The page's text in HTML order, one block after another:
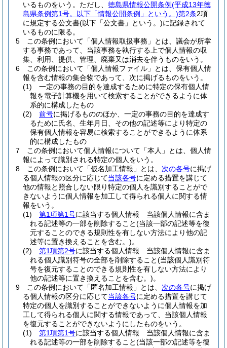
いるものをいう。 ただし、 徳島県情報公開条例(平成13年徳
島県条例第1号。以下「情報公開条例」という。)第2条2項
に規定する公文書(以下「公文書」という。)に記録されて
いるものに限る。
5
この条例において「個人情報取扱事務」とは、議会が所掌
する事務であって、当該事務を執行する上で個人情報の収
集、利用、提供、管理、廃棄又は消去を伴うものをいう。
6
この条例において「個人情報ファイル」とは、保有個人情
報を含む情報の集合物であって、次に掲げるものをいう。
(1)
一定の事務の目的を達成するために特定の保有個人情
報を電子計算機を用いて検索することができるように体
系的に構成したもの
(2)
前号に掲げるもののほか、一定の事務の目的を達成す
るために氏名、生年月日、その他の記述等により特定の
保有個人情報を容易に検索することができるように体系
的に構成したもの
7
この条例において個人情報について「本人」とは、個人情
報によって識別される特定の個人をいう。
8
この条例において「仮名加工情報」とは、 次の各号に掲げ
る個人情報の区分に応じて当該各号に定める措置を講じて
他の情報と照合しない限り特定の個人を識別することがで
きないように個人情報を加工して得られる個人に関する情
報をいう。
(1)
第1項第1号に該当する個人情報 当該個人情報に含ま
れる記述等の一部を削除すること(当該一部の記述等を復
元することのできる規則性を有しない方法により他の記
述等に置き換えることを含む。)。
(2)
第1項第2号に該当する個人情報 当該個人情報に含ま
れる個人識別符号の全部を削除すること(当該個人識別符
号を復元することのできる規則性を有しない方法により
他の記述等に置き換えることを含む。)。
9
この条例において「匿名加工情報」とは、 次の各号に掲げ
る個人情報の区分に応じて当該各号に定める措置を講じて
特定の個人を識別することができないように個人情報を加
工して得られる個人に関する情報であって、当該個人情報
を復元することができないようにしたものをいう。
(1)
第1項第1号に該当する個人情報 当該個人情報に含ま
れる記述等の一部を削除すること(当該一部の記述等を復